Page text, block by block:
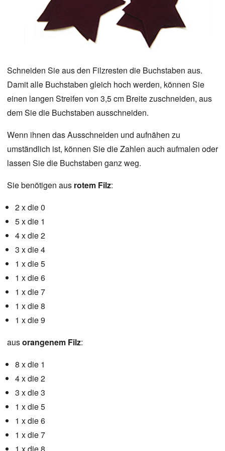
Schneiden Sie aus den Filzresten die Buchstaben aus.
Damit alle Buchstaben gleich hoch werden, können Sie
einen langen Streifen von 3,5 cm Breite zuschneiden, aus
dem Sie die Buchstaben ausschneiden.
Wenn ihnen das Ausschneiden und aufnähen zu
umständlich ist, können Sie die Zahlen auch aufmalen oder
lassen Sie die Buchstaben ganz weg.
Sie benötigen aus rotem Filz:
2 x die 0
5 x die 1
4 x die 2
3 x die 4
1 x die 5
1 x die 6
1 x die 7
1 x die 8
1 x die 9
ausorangenem Filz:
8 x die 1
4 x die 2
3 x die 3
1 x die 5
1 x die 6
1 x die 7
1 x die 8